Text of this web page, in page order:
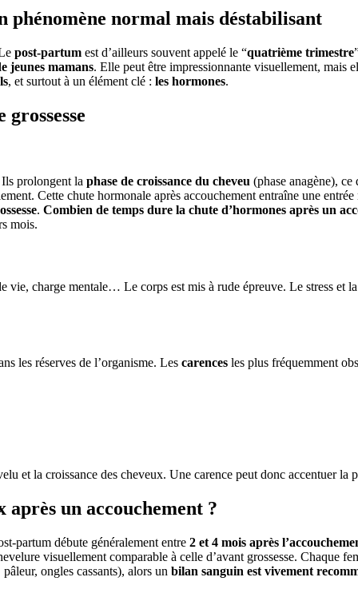
phénomène normal mais déstabilisant
post-partum est d’ailleurs souvent appelé le “quatrième trimestre
jeunes mamans. Elle peut être impressionnante visuellement, mais
, et surtout à un élément clé : les hormones.
grossesse
prolongent la phase de croissance du cheveu (phase anagène),
Cette chute hormonale après accouchement entraîne une
. Combien de temps dure la chute d’hormones après un
mois.
charge mentale… Le corps est mis à rude épreuve. Le stress et
les réserves de l’organisme. Les carences les plus fréquemment
et la croissance des cheveux. Une carence peut donc accentuer
après un accouchement ?
partum débute généralement entre 2 et 4 mois après
visuellement comparable à celle d’avant grossesse. Chaque
ongles cassants), alors un bilan sanguin est vivement